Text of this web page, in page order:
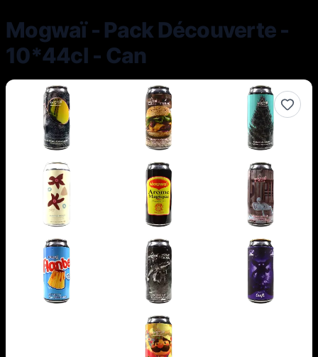
Mogwaï - Pack Découverte -
10*44cl - Can